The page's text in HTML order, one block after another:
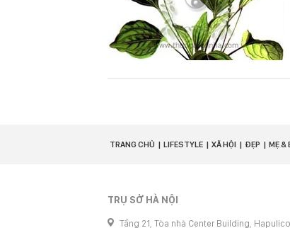
TRANG CHỦ LIFESTYLE XÃ HỘI ĐẸP MẸ &
TRỤ SỞ HÀ NỘI
Tầng 21, Tòa nhà Center Building, Hapulico